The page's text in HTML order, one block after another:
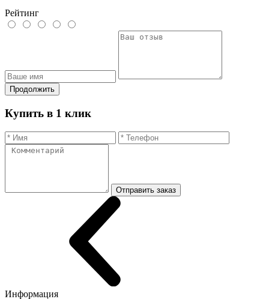
Рейтинг
Продолжить
Купить в 1 клик
Отправить заказ
Информация